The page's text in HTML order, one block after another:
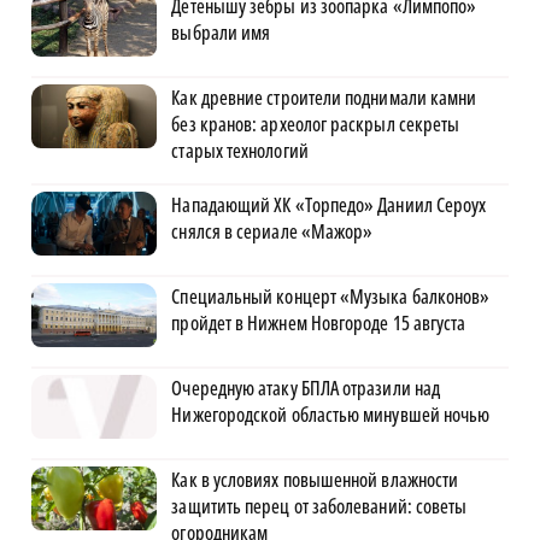
Детенышу зебры из зоопарка «Лимпопо»
выбрали имя
Как древние строители поднимали камни
без кранов: археолог раскрыл секреты
старых технологий
Нападающий ХК «Торпедо» Даниил Сероух
снялся в сериале «Мажор»
Специальный концерт «Музыка балконов»
пройдет в Нижнем Новгороде 15 августа
Очередную атаку БПЛА отразили над
Нижегородской областью минувшей ночью
Как в условиях повышенной влажности
защитить перец от заболеваний: советы
огородникам